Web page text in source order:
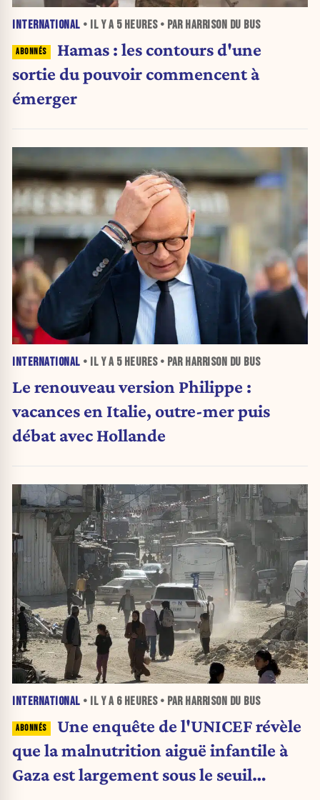
INTERNATIONAL • IL Y A 5 HEURES• PAR HARRISON DU BUS
Hamas : les contours d'une
sortie du pouvoir commencent à
émerger
INTERNATIONAL • IL Y A 5 HEURES• PAR HARRISON DU BUS
Le renouveau version Philippe :
vacances en Italie, outre-mer puis
débat avec Hollande
INTERNATIONAL • IL Y A 6 HEURES• PAR HARRISON DU BUS
Une enquête de l'UNICEF révèle
que la malnutrition aiguë infantile à
Gaza est largement sous le seuil